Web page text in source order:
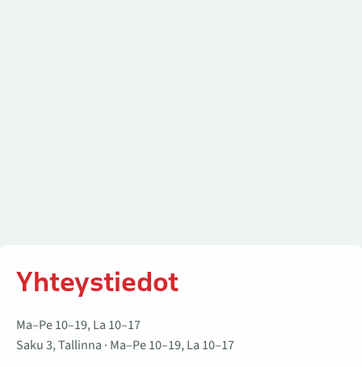
Yhteystiedot
Ma–Pe 10–19, La 10–17
Saku 3, Tallinna · Ma–Pe 10–19, La 10–17